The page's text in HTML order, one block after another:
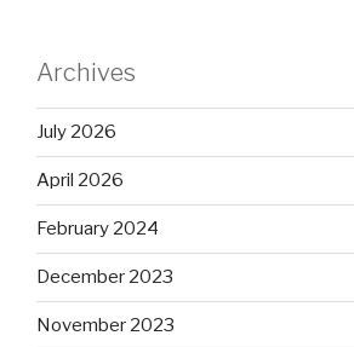
Archives
July 2026
April 2026
February 2024
December 2023
November 2023